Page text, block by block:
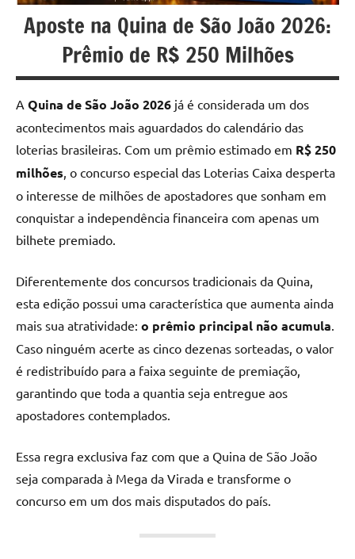
u
r
s
o
s
O
n
l
i
n
e
Aposte na Quina de São João 2026:
Prêmio de R$ 250 Milhões
A Quina de São João 2026 já é considerada um dos
acontecimentos mais aguardados do calendário das
loterias brasileiras. Com um prêmio estimado em R$ 250
milhões, o concurso especial das Loterias Caixa desperta
o interesse de milhões de apostadores que sonham em
conquistar a independência financeira com apenas um
bilhete premiado.
Diferentemente dos concursos tradicionais da Quina,
esta edição possui uma característica que aumenta ainda
mais sua atratividade: o prêmio principal não acumula.
Caso ninguém acerte as cinco dezenas sorteadas, o valor
é redistribuído para a faixa seguinte de premiação,
garantindo que toda a quantia seja entregue aos
apostadores contemplados.
Essa regra exclusiva faz com que a Quina de São João
seja comparada à Mega da Virada e transforme o
concurso em um dos mais disputados do país.